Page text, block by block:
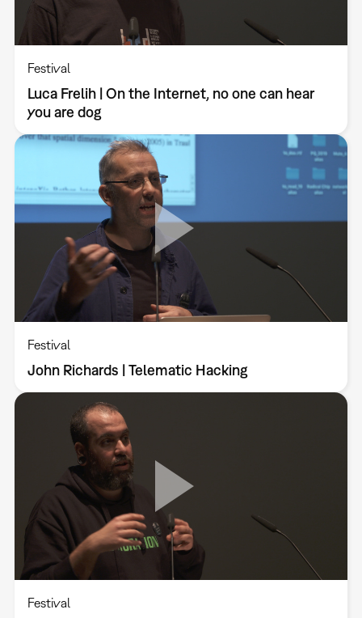
Festival
Luca Frelih | On the Internet, no one can hear
you are dog
Festival
John Richards | Telematic Hacking
Festival